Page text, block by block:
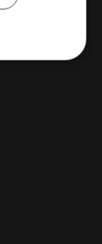
de